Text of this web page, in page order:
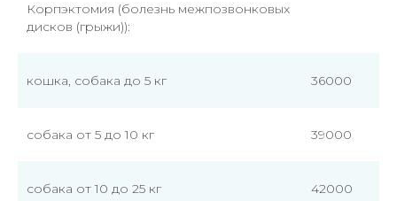
Корпэктомия (болезнь межпозвонковых
дисков (грыжи)):
кошка, собака до 5 кг 36000
собака от 5 до 10 кг 39000
собака от 10 до 25 кг 42000